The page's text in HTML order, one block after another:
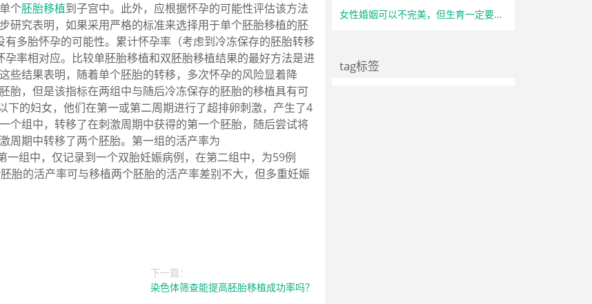
个胚胎移植到子宫中。此外，应根据怀孕的可能性评估该方法
研究表明，如果采用严格的标准来选择用于单个胚胎移植的胚
多胎怀孕的可能性。累计怀孕率（考虑到冷冻保存的胚胎转移
率相对应。比较单胚胎移植和双胚胎移植结果的最好方法是进
些结果表明，随着单个胚胎的转移，多次怀孕的风险显着降
胎，但是该指标在两组中与随后冷冻保存的胚胎的移植具有可
的妇女，他们在第一或第二周期进行了超排卵刺激，产生了4
个组中，转移了在刺激周期中获得的第一个胚胎，随后尝试将
周期中转移了两个胚胎。第一组的活产率为
组中，仅记录到一个双胎妊娠病例，在第二组中，为59例
胎的活产率可与移植两个胚胎的活产率差别不大，但多重妊娠
下一篇：
染色体筛查能提高胚胎移植成功率吗？
女性婚姻可以不完美，但生育一定要自主
tag标签